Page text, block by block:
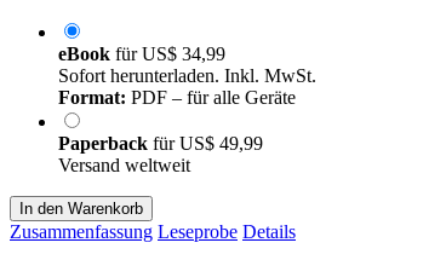
eBook fürUS$ 34,99
Sofort herunterladen. Inkl. MwSt.
Format: PDF – für alle Geräte
Paperback fürUS$ 49,99
Versand weltweit
In den Warenkorb
Zusammenfassung Leseprobe Details